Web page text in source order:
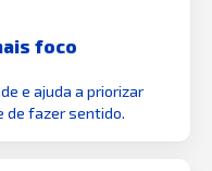
foco
e ajuda a priorizar
de fazer sentido.